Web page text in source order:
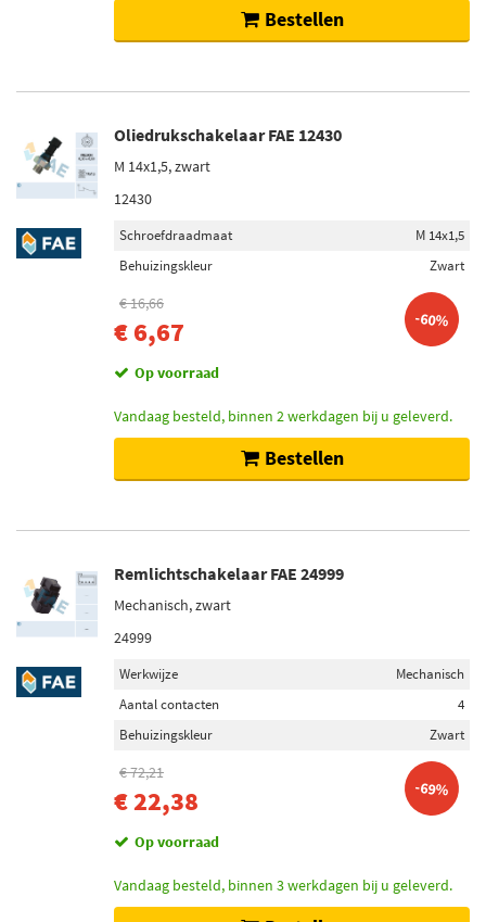
Bestellen
Oliedrukschakelaar FAE 12430
M 14x1,5, zwart
12430
Schroefdraadmaat
M 14x1,5
Behuizingskleur
Zwart
€ 16,66
€ 6,67 -60%
Op voorraad
Vandaag besteld, binnen 2 werkdagen bij u geleverd.
Bestellen
Remlichtschakelaar FAE 24999
Mechanisch, zwart
24999
Werkwijze
Mechanisch
Aantal contacten
4
Behuizingskleur
Zwart
€ 72,21
€ 22,38 -69%
Op voorraad
Vandaag besteld, binnen 3 werkdagen bij u geleverd.